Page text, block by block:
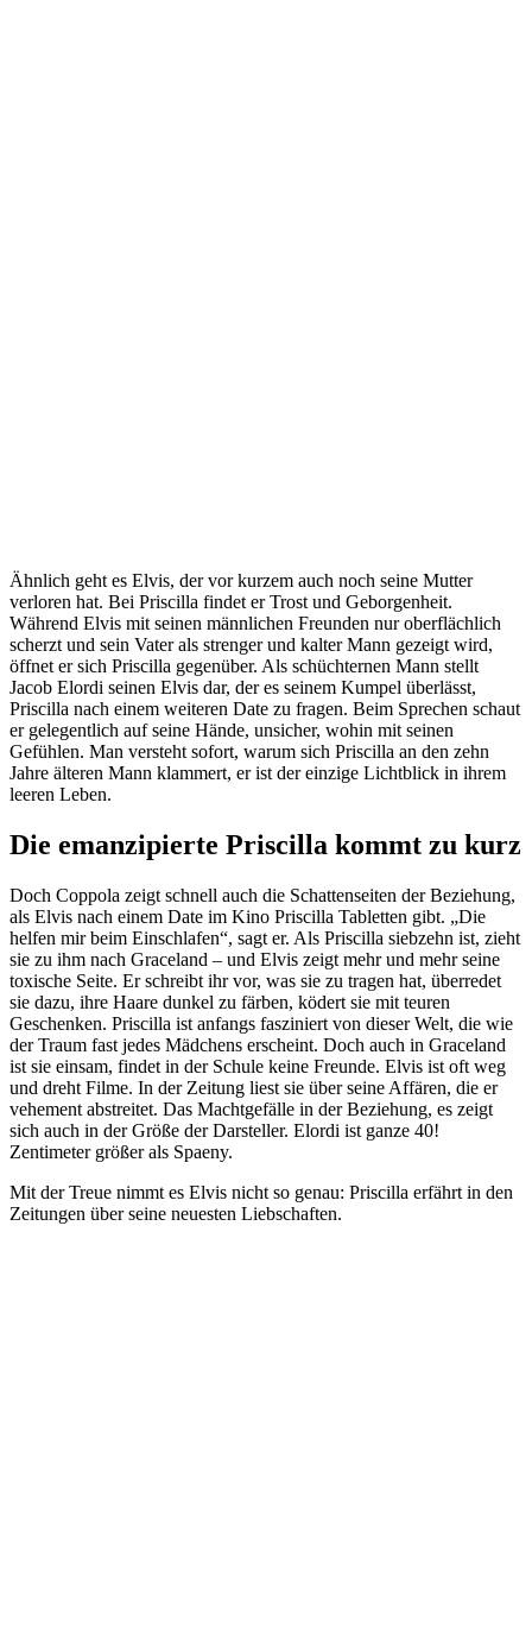
Ähnlich geht es Elvis, der vor kurzem auch noch seine Mutter
verloren hat. Bei Priscilla findet er Trost und Geborgenheit.
Während Elvis mit seinen männlichen Freunden nur oberflächlich
scherzt und sein Vater als strenger und kalter Mann gezeigt wird,
öffnet er sich Priscilla gegenüber. Als schüchternen Mann stellt
Jacob Elordi seinen Elvis dar, der es seinem Kumpel überlässt,
Priscilla nach einem weiteren Date zu fragen. Beim Sprechen schaut
er gelegentlich auf seine Hände, unsicher, wohin mit seinen
Gefühlen. Man versteht sofort, warum sich Priscilla an den zehn
Jahre älteren Mann klammert, er ist der einzige Lichtblick in ihrem
leeren Leben.
Die emanzipierte Priscilla kommt zu kurz
Doch Coppola zeigt schnell auch die Schattenseiten der Beziehung,
als Elvis nach einem Date im Kino Priscilla Tabletten gibt. „Die
helfen mir beim Einschlafen“, sagt er. Als Priscilla siebzehn ist, zieht
sie zu ihm nach Graceland – und Elvis zeigt mehr und mehr seine
toxische Seite. Er schreibt ihr vor, was sie zu tragen hat, überredet
sie dazu, ihre Haare dunkel zu färben, ködert sie mit teuren
Geschenken. Priscilla ist anfangs fasziniert von dieser Welt, die wie
der Traum fast jedes Mädchens erscheint. Doch auch in Graceland
ist sie einsam, findet in der Schule keine Freunde. Elvis ist oft weg
und dreht Filme. In der Zeitung liest sie über seine Affären, die er
vehement abstreitet. Das Machtgefälle in der Beziehung, es zeigt
sich auch in der Größe der Darsteller. Elordi ist ganze 40!
Zentimeter größer als Spaeny.
Mit der Treue nimmt es Elvis nicht so genau: Priscilla erfährt in den
Zeitungen über seine neuesten Liebschaften.